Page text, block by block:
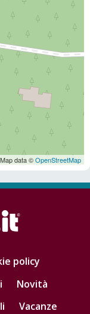
data ©OpenStreetMap
policy
Novità
Vacanze